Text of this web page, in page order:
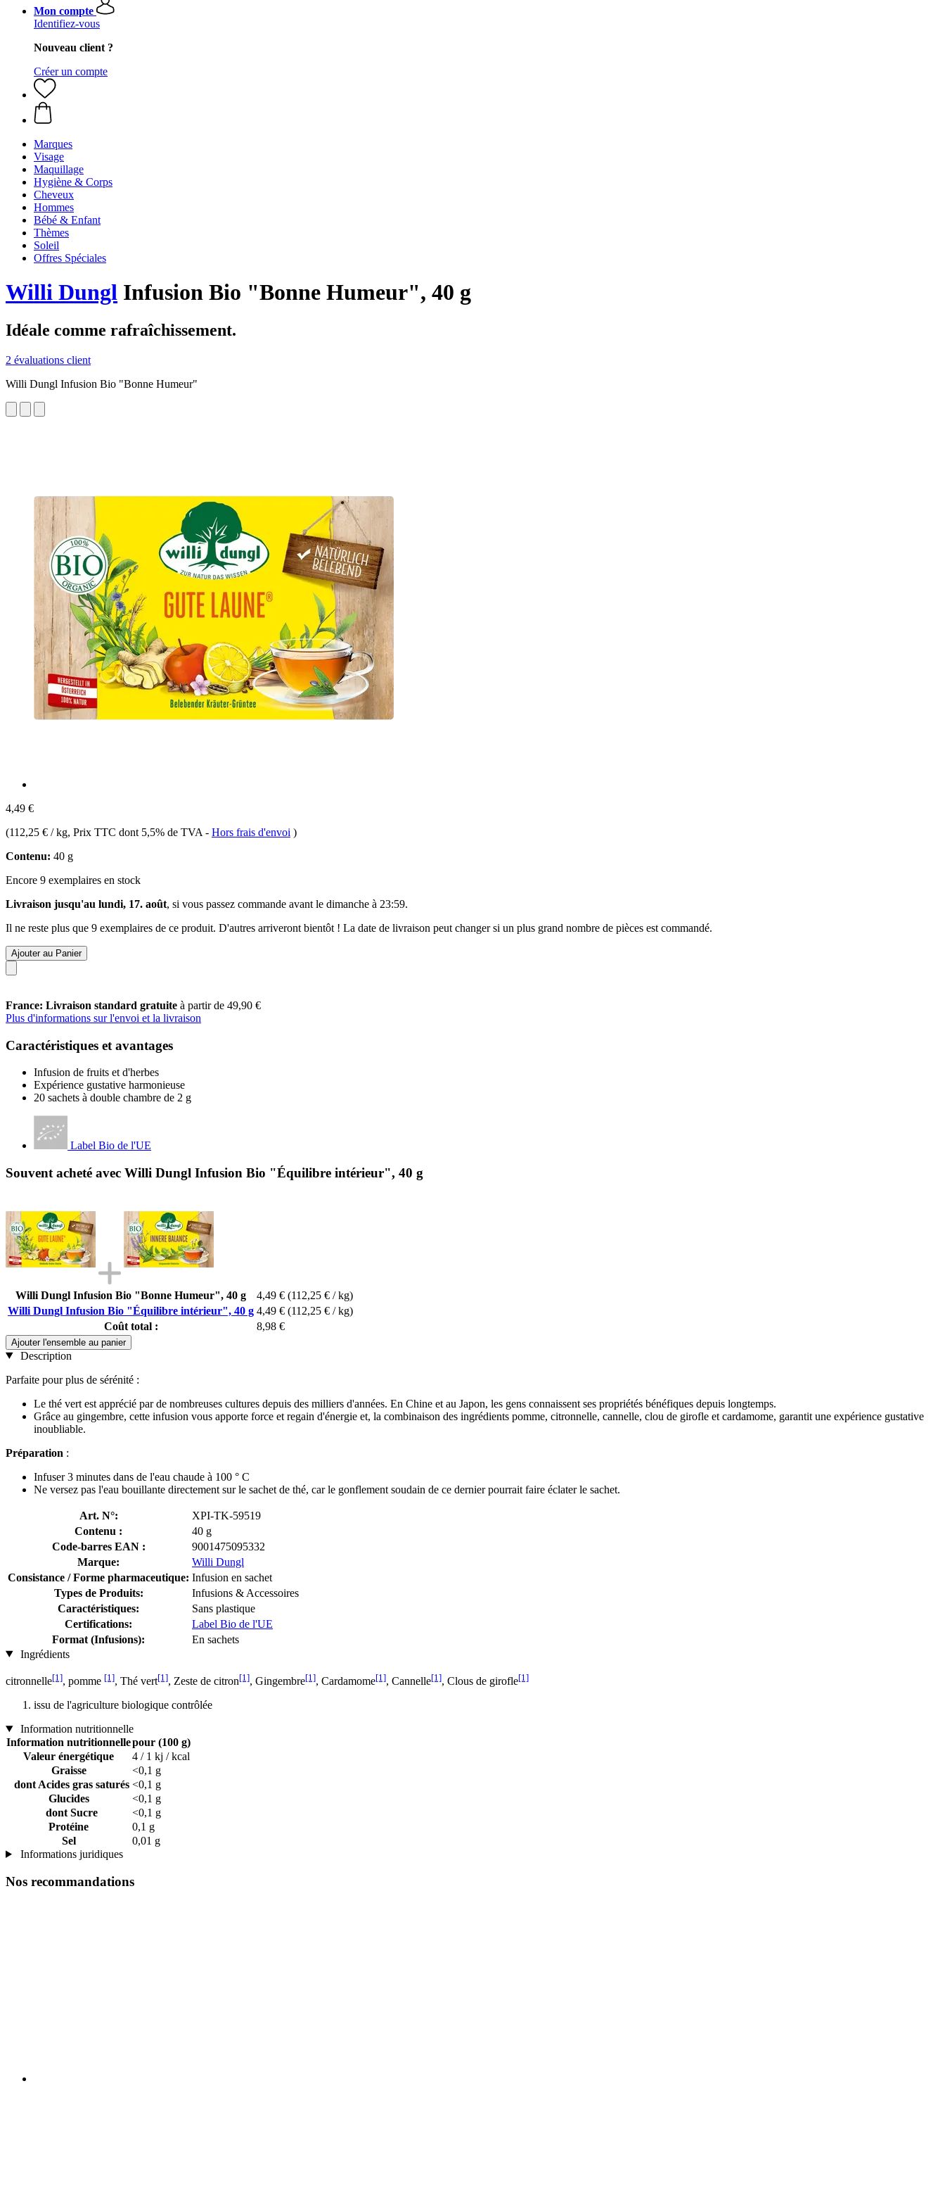
Mon compte
Identifiez-vous
Nouveau client ?
Créer un compte
Marques
Visage
Maquillage
Hygiène & Corps
Cheveux
Hommes
Bébé & Enfant
Thèmes
Soleil
Offres Spéciales
Willi Dungl Infusion Bio "Bonne Humeur", 40 g
Idéale comme rafraîchissement.
2 évaluations client
Willi Dungl Infusion Bio "Bonne Humeur"
4,49 €
(112,25 € / kg, Prix TTC dont 5,5% de TVA - Hors frais d'envoi )
Contenu: 40 g
Encore 9 exemplaires en stock
Livraison jusqu'au lundi, 17. août, si vous passez commande avant le dimanche à 23:59.
Il ne reste plus que 9 exemplaires de ce produit. D'autres arriveront bientôt ! La date de livraison peut changer si un plus grand nombre de pièces est commandé.
Ajouter au Panier
France: Livraison standard gratuite à partir de 49,90 €
Plus d'informations sur l'envoi et la livraison
Caractéristiques et avantages
Infusion de fruits et d'herbes
Expérience gustative harmonieuse
20 sachets à double chambre de 2 g
Label Bio de l'UE
Souvent acheté avec Willi Dungl Infusion Bio "Équilibre intérieur", 40 g
Willi Dungl Infusion Bio "Bonne Humeur", 40 g 4,49 € (112,25 € / kg)
Willi Dungl Infusion Bio "Équilibre intérieur", 40 g 4,49 € (112,25 € / kg)
Coût total :
8,98 €
Ajouter l'ensemble au panier
Description
Parfaite pour plus de sérénité :
Le thé vert est apprécié par de nombreuses cultures depuis des milliers d'années. En Chine et au Japon, les gens connaissent ses propriétés bénéfiques depuis longtemps.
Grâce au gingembre, cette infusion vous apporte force et regain d'énergie et, la combinaison des ingrédients pomme, citronnelle, cannelle, clou de girofle et cardamome, garantit une expérience gustative
inoubliable.
Préparation :
Infuser 3 minutes dans de l'eau chaude à 100 ° C
Ne versez pas l'eau bouillante directement sur le sachet de thé, car le gonflement soudain de ce dernier pourrait faire éclater le sachet.
Art. N°:
XPI-TK-59519
Contenu :
40 g
Code-barres EAN :
9001475095332
Marque:
Willi Dungl
Consistance / Forme pharmaceutique: Infusion en sachet
Types de Produits:
Infusions & Accessoires
Caractéristiques:
Sans plastique
Certifications:
Label Bio de l'UE
Format (Infusions):
En sachets
Ingrédients
citronnelle[1], pomme [1], Thé vert[1], Zeste de citron[1], Gingembre[1], Cardamome[1], Cannelle[1], Clous de girofle[1]
issu de l'agriculture biologique contrôlée
Information nutritionnelle
Information nutritionnellepour (100 g)
Valeur énergétique
4 / 1 kj / kcal
Graisse
<0,1 g
dont Acides gras saturés <0,1 g
Glucides
<0,1 g
dont Sucre
<0,1 g
Protéine
0,1 g
Sel
0,01 g
Informations juridiques
Nos recommandations